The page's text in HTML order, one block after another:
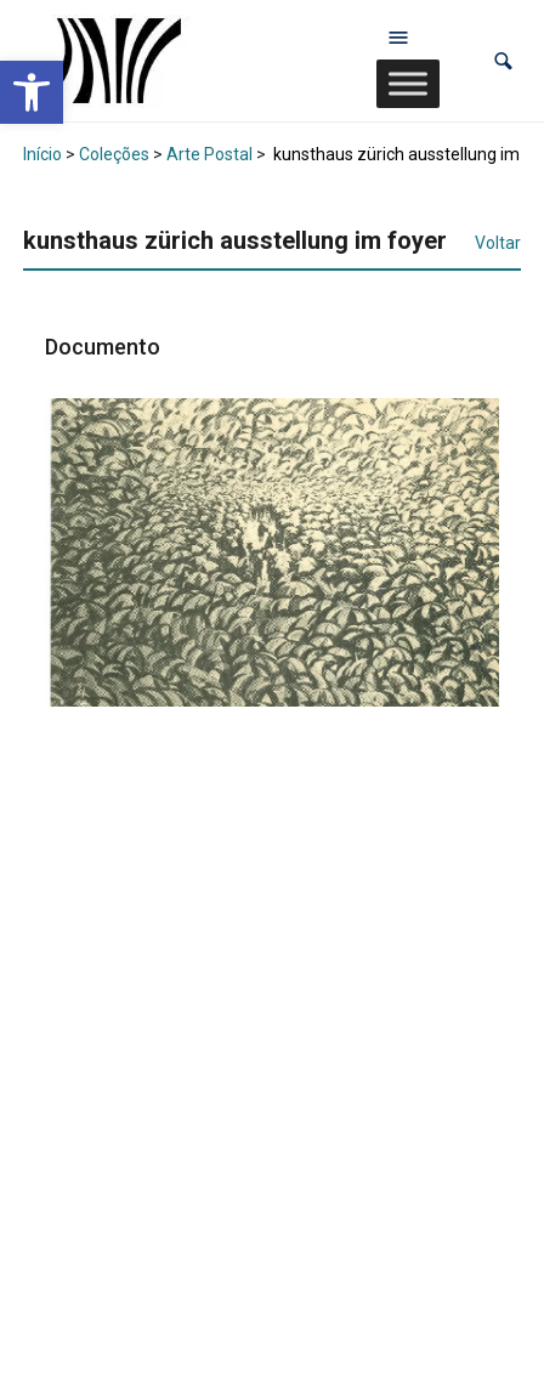
Abrir a barra de ferramentas
Início > Coleções > Arte Postal > kunsthaus zürich ausstellung im
kunsthaus zürich ausstellung im foyer Voltar
Documento